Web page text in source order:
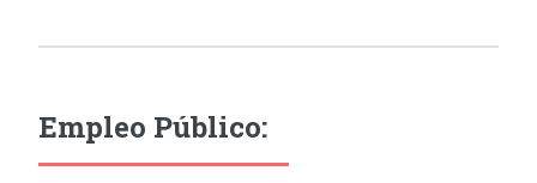
Empleo Público: